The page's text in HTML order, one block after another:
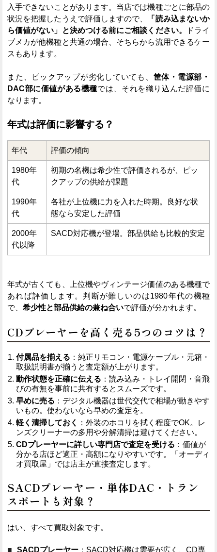
入手できないことがあります。当店では機種ごとに部品の
状況を把握したうえで評価しますので、
「読み込まないか
ら価値がない」と決めつける前にご相談ください。
ドライ
ブメカが他機種と共通の場合、そちらから流用できるケー
スもあります。
また、ピックアップが劣化していても、 筐体・電源部・
DAC部に価値がある機種では、それを織り込んだ評価に
なります。
年式は評価に影響する？
年代 評価の傾向
1980年
代
初期の名機は希少性で評価されるが、ピッ
クアップの供給が課題
1990年
代
各社が上位機に力を入れた時期。良好な状
態なら安定した評価
2000年
代以降
SACD対応機が登場。部品供給も比較的安定
年式が古くても、上位機やヴィンテージ価値のある機種で
あれば評価します。判断が難しいのは1980年代の機種
で、 希少性と部品供給の兼ね合いで評価が分かれます。
CDプレーヤーを高く売る5つのコツは？
付属品を揃える ：純正リモコン・電源ケーブル・元箱・
取扱説明書が揃うと査定額が上がります。
動作状態を正確に伝える ：読み込み・トレイ開閉・音飛
びの有無を事前に共有するとスムーズです。
早めに売る ：デジタル機器は世代交代で相場が動きやす
いもの。使わないなら早めの査定を。
軽く清掃しておく
：外装のホコリを拭く程度でOK。レ
ンズクリーナーの多用や分解清掃は避けてください。
CDプレーヤーに詳しい専門店で査定を受ける ：価値が
分かる店ほど適正・高額になりやすいです。「オーディ
オ買取屋」では店主が直接査定します。
SACDプレーヤー・単体DAC・トラン
スポートも対象？
はい、すべて買取対象です。
SACDプレーヤー ：SACD対応機は需要が広く、CD専